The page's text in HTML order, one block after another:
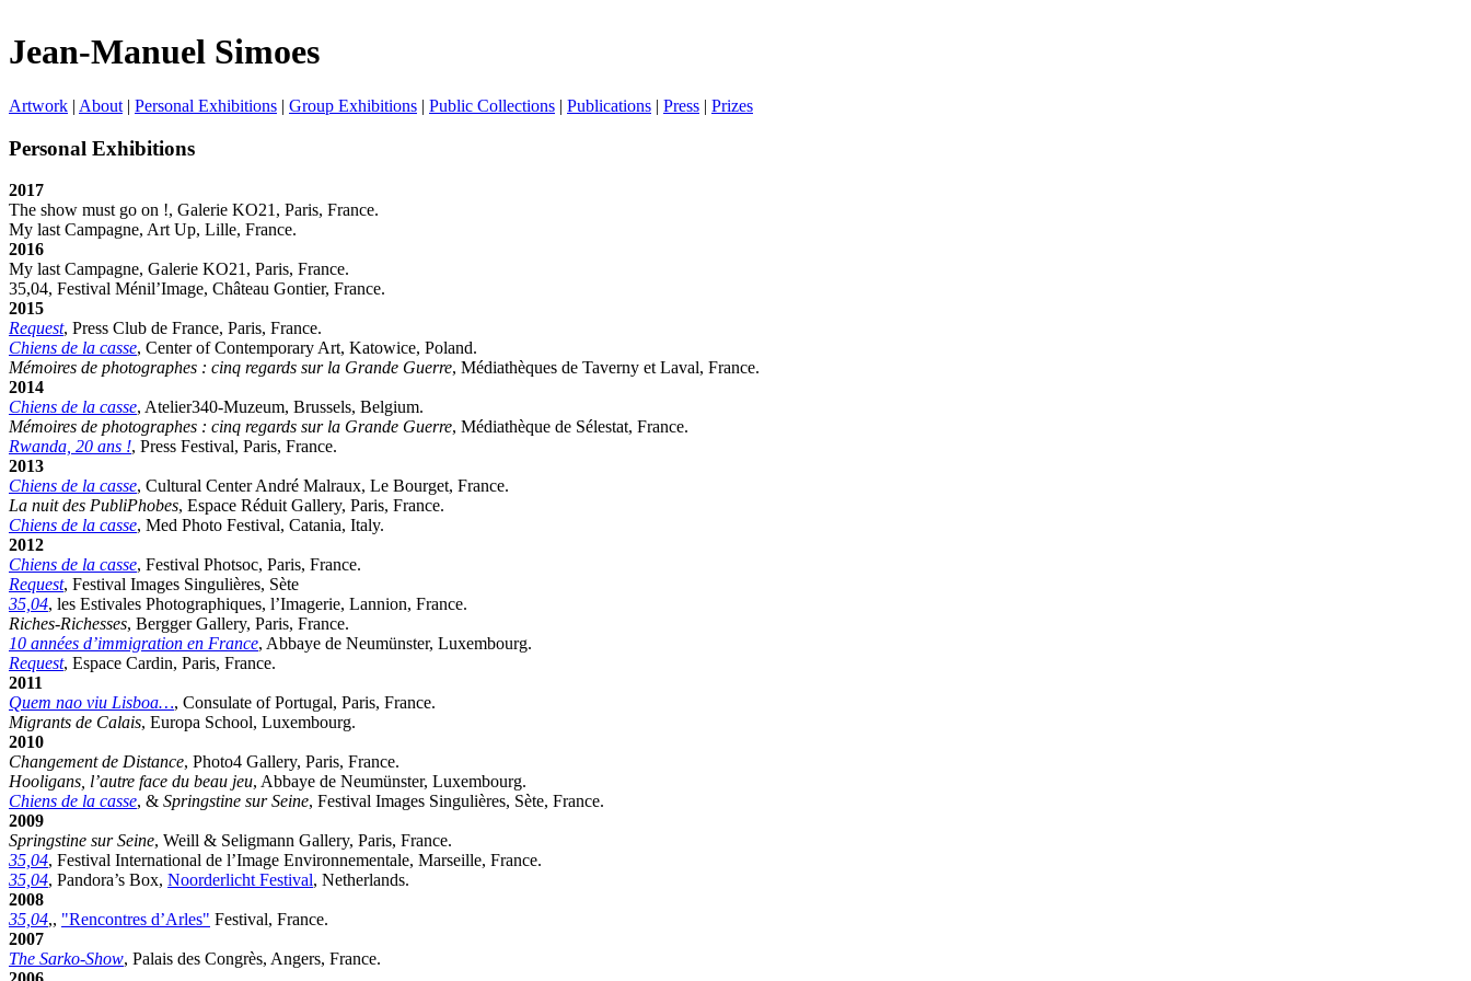
Jean-Manuel Simoes
Artwork | About | Personal Exhibitions | Group Exhibitions | Public Collections | Publications | Press | Prizes
Personal Exhibitions
2017
The show must go on !, Galerie KO21, Paris, France.
My last Campagne, Art Up, Lille, France.
2016
My last Campagne, Galerie KO21, Paris, France.
35,04, Festival Ménil’Image, Château Gontier, France.
2015
Request, Press Club de France, Paris, France.
Chiens de la casse, Center of Contemporary Art, Katowice, Poland.
Mémoires de photographes : cinq regards sur la Grande Guerre, Médiathèques de Taverny et Laval, France.
2014
Chiens de la casse, Atelier340-Muzeum, Brussels, Belgium.
Mémoires de photographes : cinq regards sur la Grande Guerre, Médiathèque de Sélestat, France.
Rwanda, 20 ans !, Press Festival, Paris, France.
2013
Chiens de la casse, Cultural Center André Malraux, Le Bourget, France.
La nuit des PubliPhobes, Espace Réduit Gallery, Paris, France.
Chiens de la casse, Med Photo Festival, Catania, Italy.
2012
Chiens de la casse, Festival Photsoc, Paris, France.
Request, Festival Images Singulières, Sète
35,04, les Estivales Photographiques, l’Imagerie, Lannion, France.
Riches-Richesses, Bergger Gallery, Paris, France.
10 années d’immigration en France, Abbaye de Neumünster, Luxembourg.
Request, Espace Cardin, Paris, France.
2011
Quem nao viu Lisboa…, Consulate of Portugal, Paris, France.
Migrants de Calais, Europa School, Luxembourg.
2010
Changement de Distance, Photo4 Gallery, Paris, France.
Hooligans, l’autre face du beau jeu, Abbaye de Neumünster, Luxembourg.
Chiens de la casse, & Springstine sur Seine, Festival Images Singulières, Sète, France.
2009
Springstine sur Seine, Weill & Seligmann Gallery, Paris, France.
35,04, Festival International de l’Image Environnementale, Marseille, France.
35,04, Pandora’s Box, Noorderlicht Festival, Netherlands.
2008
35,04,, "Rencontres d’Arles" Festival, France.
2007
The Sarko-Show, Palais des Congrès, Angers, France.